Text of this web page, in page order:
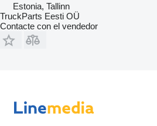
Estonia, Tallinn
TruckParts Eesti OÜ
Contacte con el vendedor